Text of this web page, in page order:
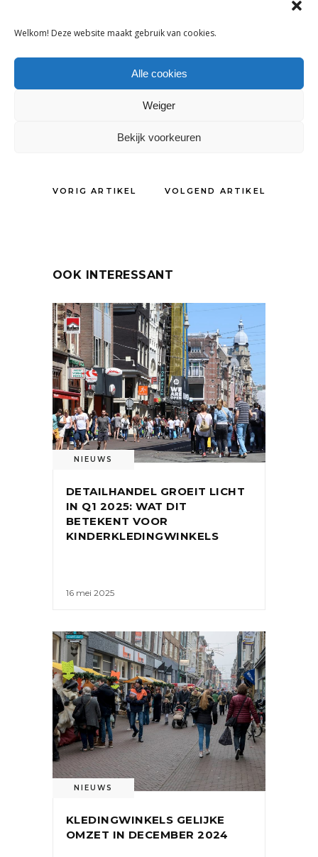
Welkom! Deze website maakt gebruik van cookies.
Alle cookies
Weiger
Bekijk voorkeuren
omzetontwikkeling van de totale
detailhandel.
VORIG ARTIKEL VOLGEND ARTIKEL
OOK INTERESSANT
NIEUWS
DETAILHANDEL GROEIT LICHT
IN Q1 2025: WAT DIT
BETEKENT VOOR
KINDERKLEDINGWINKELS
16 mei 2025
NIEUWS
KLEDINGWINKELS GELIJKE
OMZET IN DECEMBER 2024